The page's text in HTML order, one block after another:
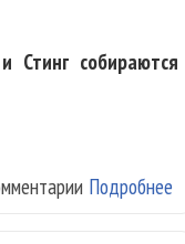
собираются
Подробнее